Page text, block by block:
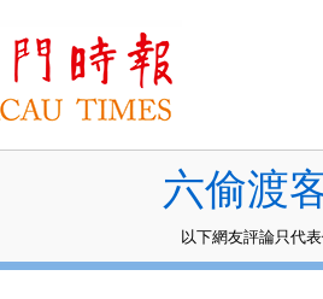
六偷渡
以下網友評論只代